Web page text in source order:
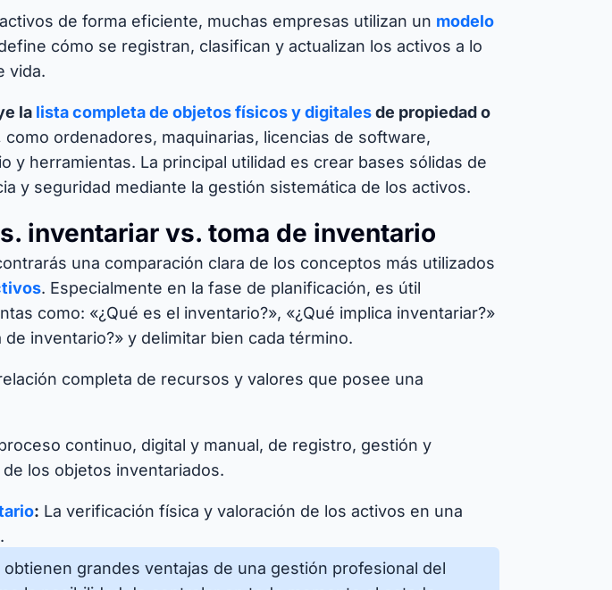
de forma eficiente, muchas empresas utilizan un modelo
cómo se registran, clasifican y actualizan los activos a lo
vida.
la lista completa de objetos físicos y digitalesde propiedad o
como ordenadores, maquinarias, licencias de software,
y herramientas. La principal utilidad es crear bases sólidas de
y seguridad mediante la gestión sistemática de los activos.
inventariar vs. toma de inventario
una comparación clara de los conceptos más utilizados
. Especialmente en la fase de planificación, es útil
como: «¿Qué es el inventario?», «¿Qué implica inventariar?»
de inventario?» y delimitar bien cada término.
completa de recursos y valores que posee una
continuo, digital y manual, de registro, gestión y
los objetos inventariados.
: La verificación física y valoración de los activos en una
obtienen grandes ventajas de una gestión profesional del